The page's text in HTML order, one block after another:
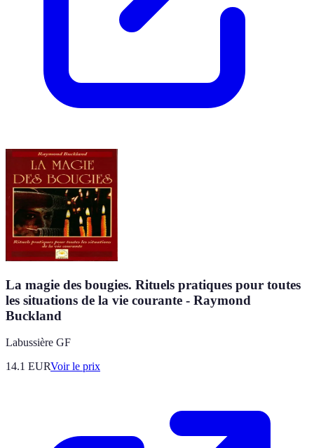
La magie des bougies. Rituels pratiques pour toutes
les situations de la vie courante - Raymond
Buckland
Labussière GF
14.1 EURVoir le prix